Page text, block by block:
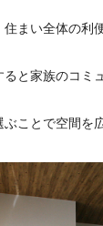
まい全体の利
ると家族のコミ
ことで空間を